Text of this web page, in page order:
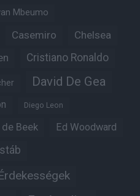
Mbeumo
Casemiro Chelsea
Cristiano Ronaldo
David De Gea
Diego Leon
Beek Ed Woodward